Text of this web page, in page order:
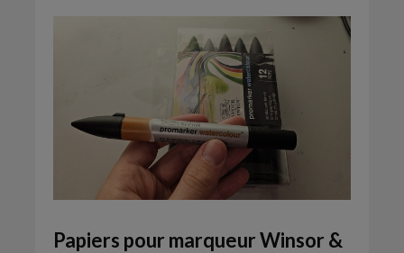
Papiers pour marqueur Winsor &